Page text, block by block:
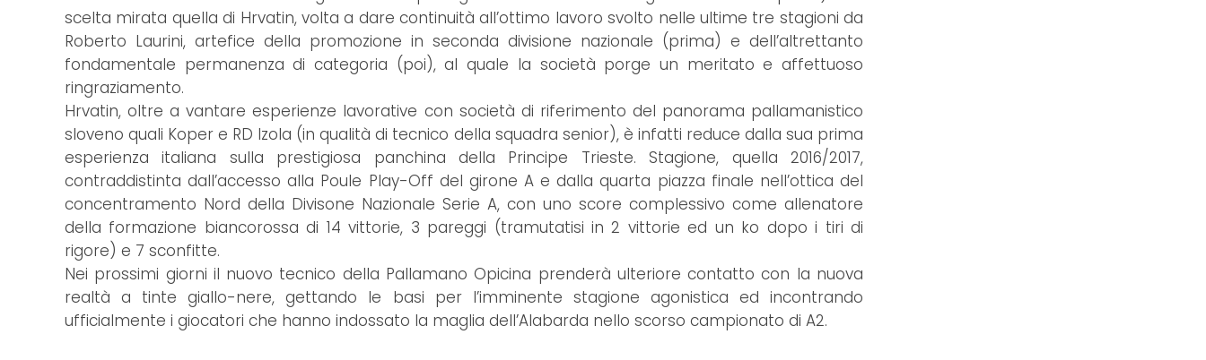
scelta mirata quella di Hrvatin, volta a dare continuità all’ottimo lavoro svolto nelle ultime tre stagioni da
Roberto Laurini, artefice della promozione in seconda divisione nazionale (prima) e dell’altrettanto
fondamentale permanenza di categoria (poi), al quale la società porge un meritato e affettuoso
ringraziamento.
Hrvatin, oltre a vantare esperienze lavorative con società di riferimento del panorama pallamanistico
sloveno quali Koper e RD Izola (in qualità di tecnico della squadra senior), è infatti reduce dalla sua prima
esperienza italiana sulla prestigiosa panchina della Principe Trieste. Stagione, quella 2016/2017,
contraddistinta dall’accesso alla Poule Play-Off del girone A e dalla quarta piazza finale nell’ottica del
concentramento Nord della Divisone Nazionale Serie A, con uno score complessivo come allenatore
della formazione biancorossa di 14 vittorie, 3 pareggi (tramutatisi in 2 vittorie ed un ko dopo i tiri di
rigore) e 7 sconfitte.
Nei prossimi giorni il nuovo tecnico della Pallamano Opicina prenderà ulteriore contatto con la nuova
realtà a tinte giallo-nere, gettando le basi per l’imminente stagione agonistica ed incontrando
ufficialmente i giocatori che hanno indossato la maglia dell’Alabarda nello scorso campionato di A2.